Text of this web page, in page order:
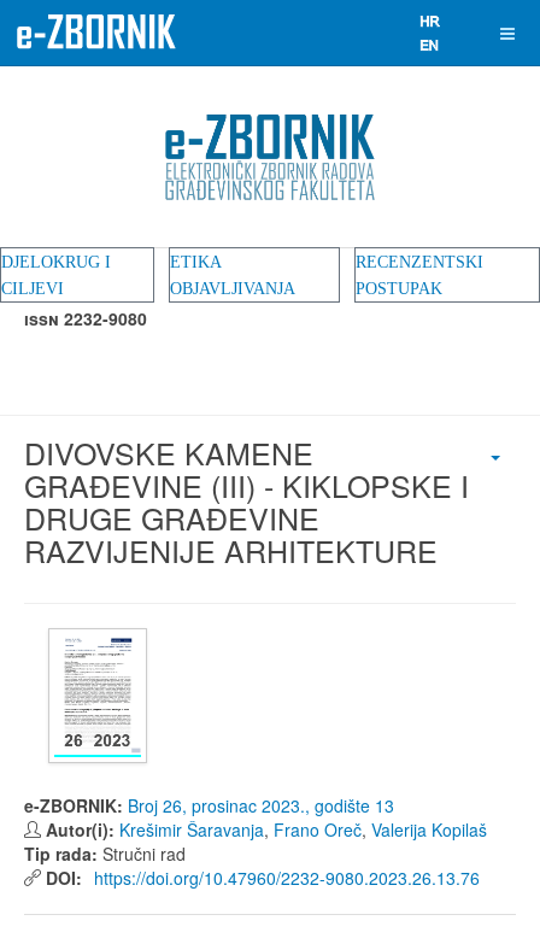
DJELOKRUG I
CILJEVI
ETIKA
OBJAVLJIVANJA
RECENZENTSKI
POSTUPAK
ISSN 2232-9080
DIVOVSKE KAMENE
GRAĐEVINE (III) - KIKLOPSKE I
DRUGE GRAĐEVINE
RAZVIJENIJE ARHITEKTURE
e-ZBORNIK: Broj 26, prosinac 2023., godište 13
Autor(i): Krešimir Šaravanja, Frano Oreč, Valerija Kopilaš
Tip rada: Stručni rad
DOI: https://doi.org/10.47960/2232-9080.2023.26.13.76